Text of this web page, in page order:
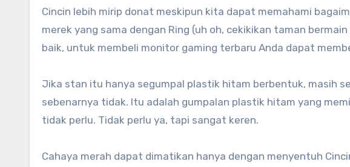
Cincin lebih mirip donat meskipun kita dapat memahami
merek yang sama dengan Ring (uh oh, cekikikan taman
baik, untuk membeli monitor gaming terbaru Anda dapat
Jika stan itu hanya segumpal plastik hitam berbentuk, masih
sebenarnya tidak. Itu adalah gumpalan plastik hitam yang
tidak perlu. Tidak perlu ya, tapi sangat keren.
Cahaya merah dapat dimatikan hanya dengan menyentuh